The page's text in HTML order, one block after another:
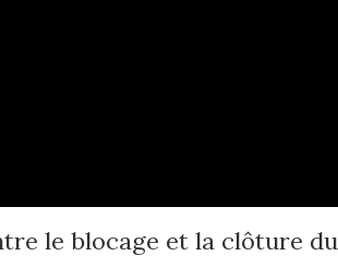
le blocage et la clôture